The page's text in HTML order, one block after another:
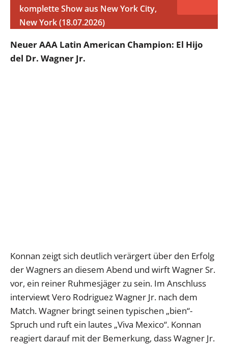
komplette Show aus New York City,
New York (18.07.2026)
Neuer AAA Latin American Champion: El Hijo
del Dr. Wagner Jr.
Konnan zeigt sich deutlich verärgert über den Erfolg
der Wagners an diesem Abend und wirft Wagner Sr.
vor, ein reiner Ruhmesjäger zu sein. Im Anschluss
interviewt Vero Rodriguez Wagner Jr. nach dem
Match. Wagner bringt seinen typischen „bien“-
Spruch und ruft ein lautes „Viva Mexico“. Konnan
reagiert darauf mit der Bemerkung, dass Wagner Jr.